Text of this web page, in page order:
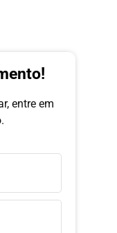
entre em